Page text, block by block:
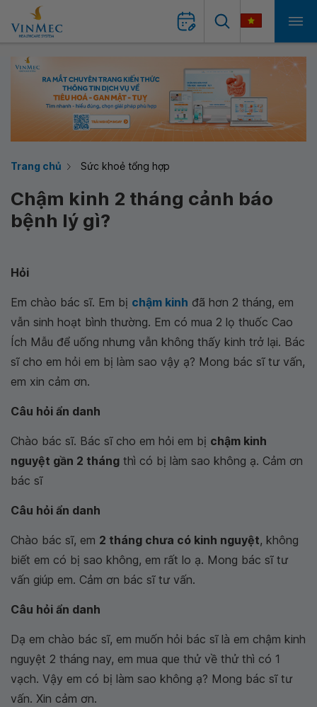
Trang chủ Sức khoẻ tổng hợp
Chậm kinh 2 tháng cảnh báo
bệnh lý gì?
Hỏi
Em chào bác sĩ. Em bị chậm kinh đã hơn 2 tháng, em
vẫn sinh hoạt bình thường. Em có mua 2 lọ thuốc Cao
Ích Mẫu để uống nhưng vẫn không thấy kinh trở lại. Bác
sĩ cho em hỏi em bị làm sao vậy ạ? Mong bác sĩ tư vấn,
em xin cảm ơn.
Câu hỏi ẩn danh
Chào bác sĩ. Bác sĩ cho em hỏi em bị chậm kinh
nguyệt gần 2 tháng thì có bị làm sao không ạ. Cảm ơn
bác sĩ
Câu hỏi ẩn danh
Chào bác sĩ, em 2 tháng chưa có kinh nguyệt, không
biết em có bị sao không, em rất lo ạ. Mong bác sĩ tư
vấn giúp em. Cảm ơn bác sĩ tư vấn.
Câu hỏi ẩn danh
Dạ em chào bác sĩ, em muốn hỏi bác sĩ là em chậm kinh
nguyệt 2 tháng nay, em mua que thử về thử thì có 1
vạch. Vậy em có bị làm sao không ạ? Mong bác sĩ tư
vấn. Xin cảm ơn.